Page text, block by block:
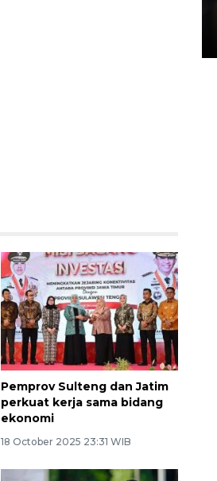
Pemprov Sulteng dan Jatim
perkuat kerja sama bidang
ekonomi
18 October 2025 23:31 WIB